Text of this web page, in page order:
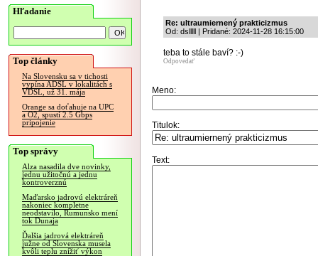
Hľadanie
Top články
Na Slovensku sa v tichosti
vypína ADSL v lokalitách s
VDSL, už 31. mája
Orange sa doťahuje na UPC
a O2, spustí 2.5 Gbps
pripojenie
Top správy
Alza nasadila dve novinky,
jednu užitočnú a jednu
kontroverznú
Maďarsko jadrovú elektráreň
nakoniec kompletne
neodstavilo, Rumunsko mení
tok Dunaja
Ďalšia jadrová elektráreň
južne od Slovenska musela
kvôli teplu znížiť výkon
Re: ultraumiernený prakticizmus
Od: dslllll | Pridané: 2024-11-28 16:15:00
teba to stále baví? :-)
Odpovedať
Meno:
Titulok:
Text: